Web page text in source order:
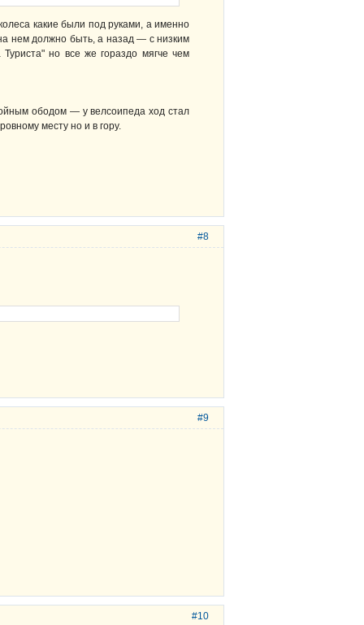
какие были под руками, а именно
нем должно быть, а назад — с низким
но все же гораздо мягче чем
ободом — у велсоипеда ход стал
месту но и в гору.
#8
#9
#10